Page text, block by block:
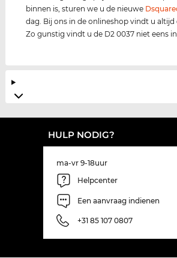
binnen is, sturen we u de nieuwe
dag. Bij ons in de onlineshop vindt u altijd
Zo gunstig vindt u de D2 0037 niet eens
HULP NODIG?
ma-vr 9-18uur
Helpcenter
Een aanvraag indienen
+31 85 107 0807